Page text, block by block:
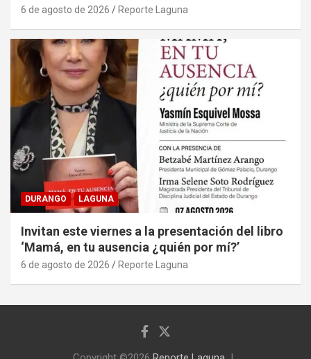
6 de agosto de 2026 Reporte Laguna
DURANGO LAGUNA
Invitan este viernes a la presentación del libro
‘Mamá, en tu ausencia ¿quién por mí?’
6 de agosto de 2026 Reporte Laguna